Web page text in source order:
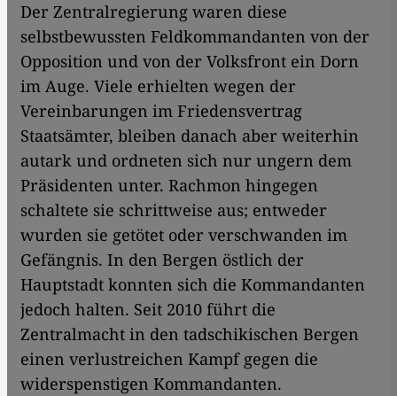
​​Der Zentralregierung waren diese
selbstbewussten Feldkommandanten von der
Opposition und von der Volksfront ein Dorn
im Auge. Viele erhielten wegen der
Vereinbarungen im Friedensvertrag
Staatsämter, bleiben danach aber weiterhin
autark und ordneten sich nur ungern dem
Präsidenten unter. Rachmon hingegen
schaltete sie schrittweise aus; entweder
wurden sie getötet oder verschwanden im
Gefängnis. In den Bergen östlich der
Hauptstadt konnten sich die Kommandanten
jedoch halten. Seit 2010 führt die
Zentralmacht in den tadschikischen Bergen
einen verlustreichen Kampf gegen die
widerspenstigen Kommandanten.